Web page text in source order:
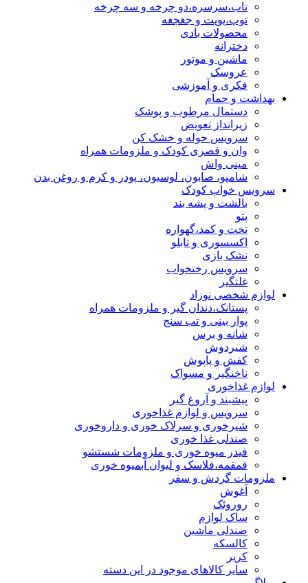
تاب،سرسره،دو چرخه و سه چرخه
توپ،پوپت و جغجغه
محصولات بادی
دخترانه
ماشین و موتور
عروسک
فکری و آموزشی
بهداشت و حمام
دستمال مرطوب و پوشک
زیرانداز تعویض
سرویس حوله و خشک کن
وان و قصری کودک و ملزومات همراه
مینی واش
شامپو، صابون، لوسیون، پودر و کرم و روغن بدن
سرویس خواب کودک
بالشت و پشه بند
پتو
تخت و کمد،گهواره
اکسسوری و تابلو
تشک بازی
سرویس رختخواب
غلتگیر
لوازم شخصی نوزاد
پستانک،دندان گیر و ملزومات همراه
پوار بینی و تب سنج
شانه و برس
شیردوش
کفش و پاپوش
ناخنگیر و مسواک
لوازم غذاخوری
پیشبند و آروغ گیر
سرویس و لوازم غذاخوری
شیرخوری و سرلاک خوری و داروخوری
صندلی غذا خوری
فیدر میوه خوری و ملزومات شستشو
قمقمه،فلاسک و لیوان آبمیوه خوری
ملزومات گردش و سفر
آغوش
روروئک
ساک لوازم
صندلی ماشین
کالسکه
کریر
سایر کالاهای موجود در این دسته